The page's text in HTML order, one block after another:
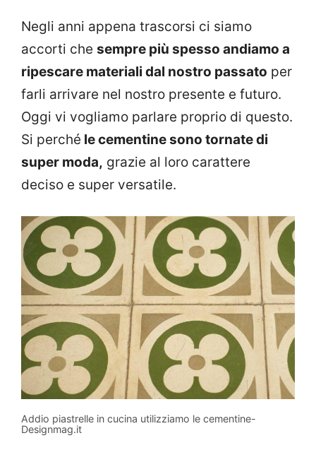
Negli anni appena trascorsi ci siamo
accorti che sempre più spesso andiamo a
ripescare materiali dal nostro passato per
farli arrivare nel nostro presente e futuro.
Oggi vi vogliamo parlare proprio di questo.
Si perché le cementine sono tornate di
super moda, grazie al loro carattere
deciso e super versatile.
Addio piastrelle in cucina utilizziamo le cementine-
Designmag.it